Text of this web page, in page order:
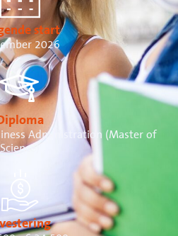
start
2026
Administration (Master of
Science)